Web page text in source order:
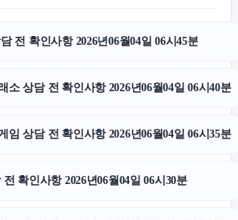
전 확인사항 2026년06월04일 06시45분
소 상담 전 확인사항 2026년06월04일 06시40분
임 상담 전 확인사항 2026년06월04일 06시35분
확인사항 2026년06월04일 06시30분